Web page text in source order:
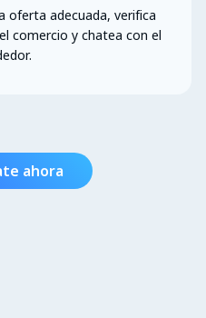
oferta adecuada, verifica
comercio y chatea con el
ahora